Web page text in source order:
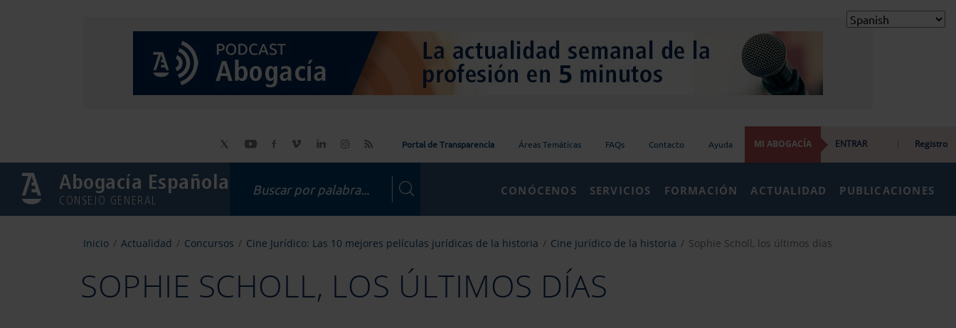
Portal de Transparencia Áreas Temáticas FAQs Contacto Ayuda MI ABOGACÍA ENTRAR | Registro
Abogacía Española
CONSEJO GENERAL
CONÓCENOS SERVICIOS FORMACIÓN ACTUALIDAD PUBLICACIONES
Inicio Actualidad Concursos Cine Jurídico: Las 10 mejores películas jurídicas de la historia Cine jurídico de la historia Sophie Scholl, los últimos días
SOPHIE SCHOLL, LOS ÚLTIMOS DÍAS